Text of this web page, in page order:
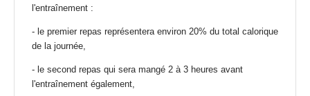
l'entraînement :
- le premier repas représentera environ 20% du total calorique
de la journée,
- le second repas qui sera mangé 2 à 3 heures avant
l'entraînement également,